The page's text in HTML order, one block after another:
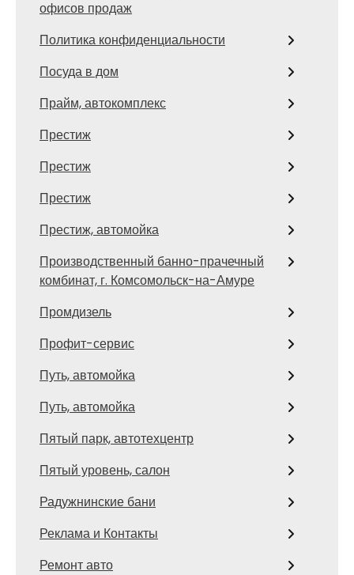
офисов продаж
Политика конфиденциальности
Посуда в дом
Прайм, автокомплекс
Престиж
Престиж
Престиж
Престиж, автомойка
Производственный банно-прачечный
комбинат, г. Комсомольск-на-Амуре
Промдизель
Профит-сервис
Путь, автомойка
Путь, автомойка
Пятый парк, автотехцентр
Пятый уровень, салон
Радужнинские бани
Реклама и Контакты
Ремонт авто